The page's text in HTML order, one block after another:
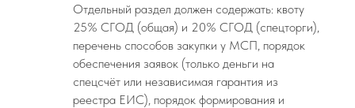
Отдельный раздел должен содержать: квоту
25% СГОД (общая) и 20% СГОД (спецторги),
перечень способов закупки у МСП, порядок
обеспечения заявок (только деньги на
спецсчёт или независимая гарантия из
реестра ЕИС), порядок формирования и